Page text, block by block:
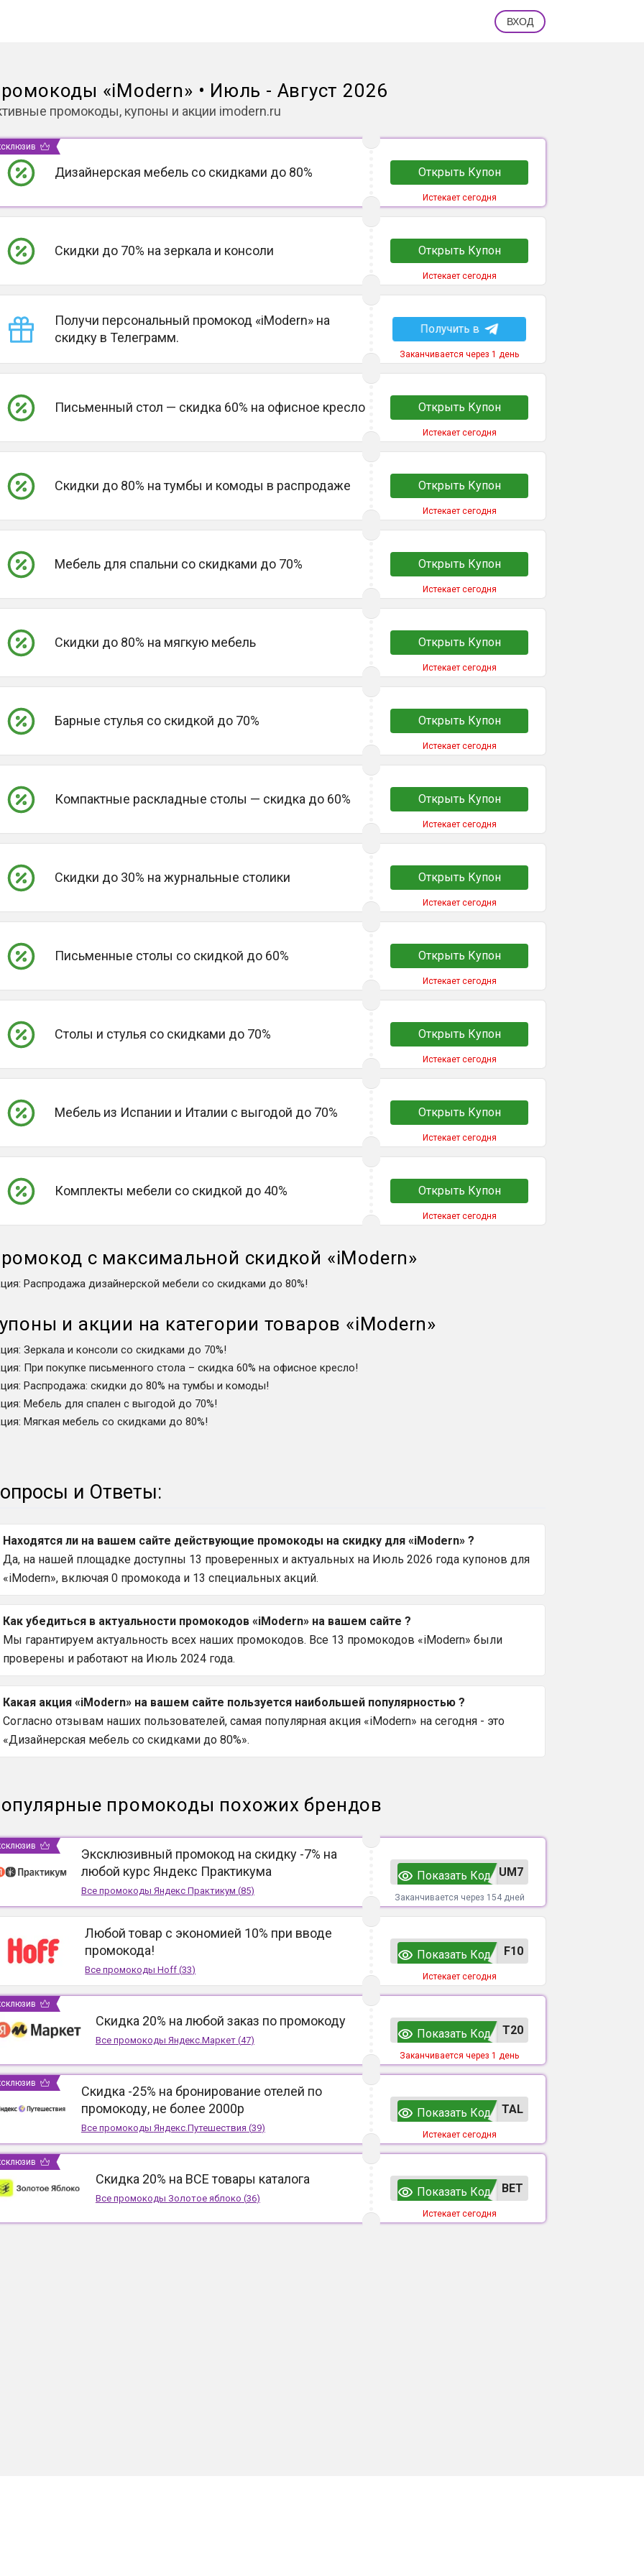
ВХОД
«iModern» • Июль - Август 2026
промокоды, купоны и акции imodern.ru
Дизайнерская мебель со скидками до 80% Открыть Купон
Истекает сегодня
Скидки до 70% на зеркала и консоли Открыть Купон
Истекает сегодня
Получи персональный промокод «iModern» на
скидку в Телеграмм.
Получить в
Заканчивается через 1 день
Письменный стол — скидка 60% на офисное кресло Открыть Купон
Истекает сегодня
Скидки до 80% на тумбы и комоды в распродаже Открыть Купон
Истекает сегодня
Мебель для спальни со скидками до 70% Открыть Купон
Истекает сегодня
Скидки до 80% на мягкую мебель Открыть Купон
Истекает сегодня
Барные стулья со скидкой до 70% Открыть Купон
Истекает сегодня
Компактные раскладные столы — скидка до 60% Открыть Купон
Истекает сегодня
Скидки до 30% на журнальные столики Открыть Купон
Истекает сегодня
Письменные столы со скидкой до 60% Открыть Купон
Истекает сегодня
Столы и стулья со скидками до 70% Открыть Купон
Истекает сегодня
Мебель из Испании и Италии с выгодой до 70% Открыть Купон
Истекает сегодня
Комплекты мебели со скидкой до 40% Открыть Купон
Истекает сегодня
с максимальной скидкой «iModern»
: Распродажа дизайнерской мебели со скидками до 80%!
и акции на категории товаров «iModern»
: Зеркала и консоли со скидками до 70%!
: При покупке письменного стола – скидка 60% на офисное кресло!
: Распродажа: скидки до 80% на тумбы и комоды!
: Мебель для спален с выгодой до 70%!
: Мягкая мебель со скидками до 80%!
и Ответы:
Находятся ли на вашем сайте действующие промокоды на скидку для «iModern» ?
Да, на нашей площадке доступны 13 проверенных и актуальных на Июль 2026 года купонов для
«iModern», включая 0 промокода и 13 специальных акций.
Как убедиться в актуальности промокодов «iModern» на вашем сайте ?
Мы гарантируем актуальность всех наших промокодов. Все 13 промокодов «iModern» были
проверены и работают на Июль 2024 года.
Какая акция «iModern» на вашем сайте пользуется наибольшей популярностью ?
Согласно отзывам наших пользователей, самая популярная акция «iModern» на сегодня - это
«Дизайнерская мебель со скидками до 80%».
промокоды похожих брендов
Эксклюзивный промокод на скидку -7% на
любой курс Яндекс Практикума
Все промокоды Яндекс Практикум (85)
UM7
Показать Код
Заканчивается через 154 дней
Любой товар с экономией 10% при вводе
промокода!
Все промокодыHoff (33)
F10
Показать Код
Истекает сегодня
Скидка 20% на любой заказ по промокоду
Все промокоды Яндекс.Маркет(47)
T20
Показать Код
Заканчивается через 1 день
Скидка -25% на бронирование отелей по
промокоду, не более 2000р
Все промокоды Яндекс.Путешествия (39)
TAL
Показать Код
Истекает сегодня
Скидка 20% на ВСЕ товары каталога
Все промокоды Золотое яблоко (36)
ВЕТ
Показать Код
Истекает сегодня